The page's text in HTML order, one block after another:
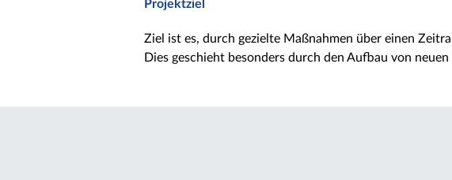
Projektziel
Ziel ist es, durch gezielte Maßnahmen über einen
Dies geschieht besonders durch den Aufbau von